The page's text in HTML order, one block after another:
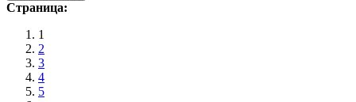
Страница:
1
2
3
4
5